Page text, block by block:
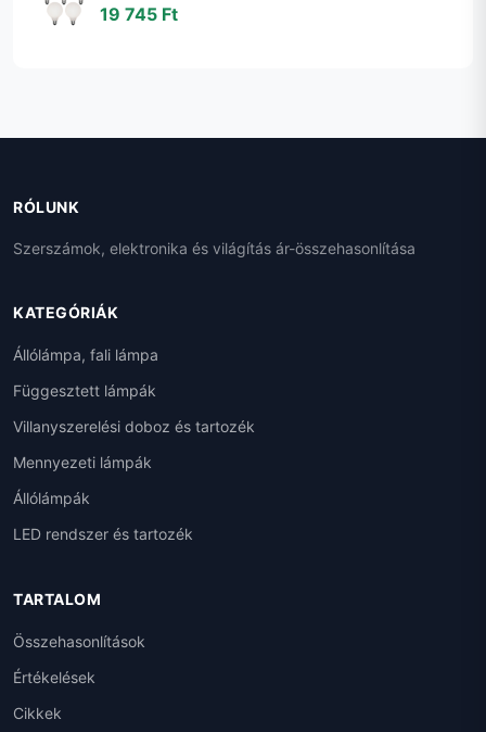
19 745 Ft
RÓLUNK
Szerszámok, elektronika és világítás ár-összehasonlítása
KATEGÓRIÁK
Állólámpa, fali lámpa
Függesztett lámpák
Villanyszerelési doboz és tartozék
Mennyezeti lámpák
Állólámpák
LED rendszer és tartozék
TARTALOM
Összehasonlítások
Értékelések
Cikkek